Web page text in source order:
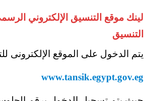
لينك موقع التنسيق الإلكتروني
التنسيق
يتم الدخول على الموقع الإلكترونى
www.tansik.egypt.gov.eg